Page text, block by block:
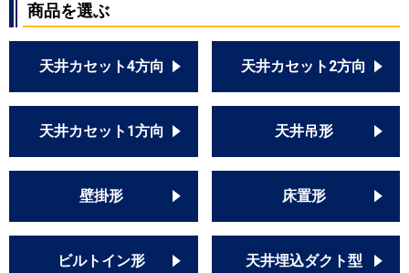
商品を選ぶ
天井カセット4方向 天井カセット2方向
天井カセット1方向 天井吊形
壁掛形 床置形
ビルトイン形 天井埋込ダクト型